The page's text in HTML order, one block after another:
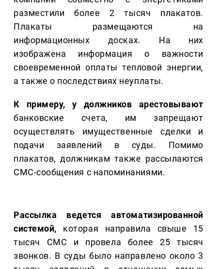
разместили более 2 тысяч плакатов.
Плакаты размещаются на
информационных досках. На них
изображена информация о важности
своевременной оплаты тепловой энергии,
а также о последствиях неуплаты.
К примеру, у должников арестовывают
банковские счета, им запрещают
осуществлять имущественные сделки и
подачи заявлений в суды. Помимо
плакатов, должникам также рассылаются
СМС-сообщения с напоминаниями.
Рассылка ведется автоматизированной
системой, которая направила свыше 15
тысяч СМС и провела более 25 тысяч
звонков. В суды было направлено около 3